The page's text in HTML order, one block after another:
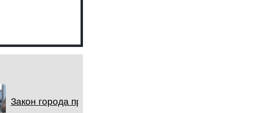
Закон города примата